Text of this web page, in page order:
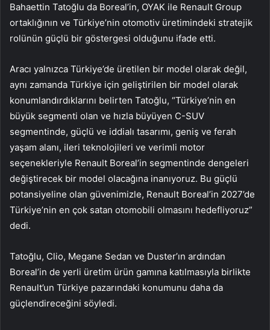
Bahaettin Tatoğlu da Boreal’in, OYAK ile Renault Group
ortaklığının ve Türkiye’nin otomotiv üretimindeki stratejik
rolünün güçlü bir göstergesi olduğunu ifade etti.
Aracı yalnızca Türkiye’de üretilen bir model olarak değil,
aynı zamanda Türkiye için geliştirilen bir model olarak
konumlandırdıklarını belirten Tatoğlu, “Türkiye’nin en
büyük segmenti olan ve hızla büyüyen C-SUV
segmentinde, güçlü ve iddialı tasarımı, geniş ve ferah
yaşam alanı, ileri teknolojileri ve verimli motor
seçenekleriyle Renault Boreal’in segmentinde dengeleri
değiştirecek bir model olacağına inanıyoruz. Bu güçlü
potansiyeline olan güvenimizle, Renault Boreal’in 2027’de
Türkiye’nin en çok satan otomobili olmasını hedefliyoruz”
dedi.
Tatoğlu, Clio, Megane Sedan ve Duster’ın ardından
Boreal’in de yerli üretim ürün gamına katılmasıyla birlikte
Renault’un Türkiye pazarındaki konumunu daha da
güçlendireceğini söyledi.